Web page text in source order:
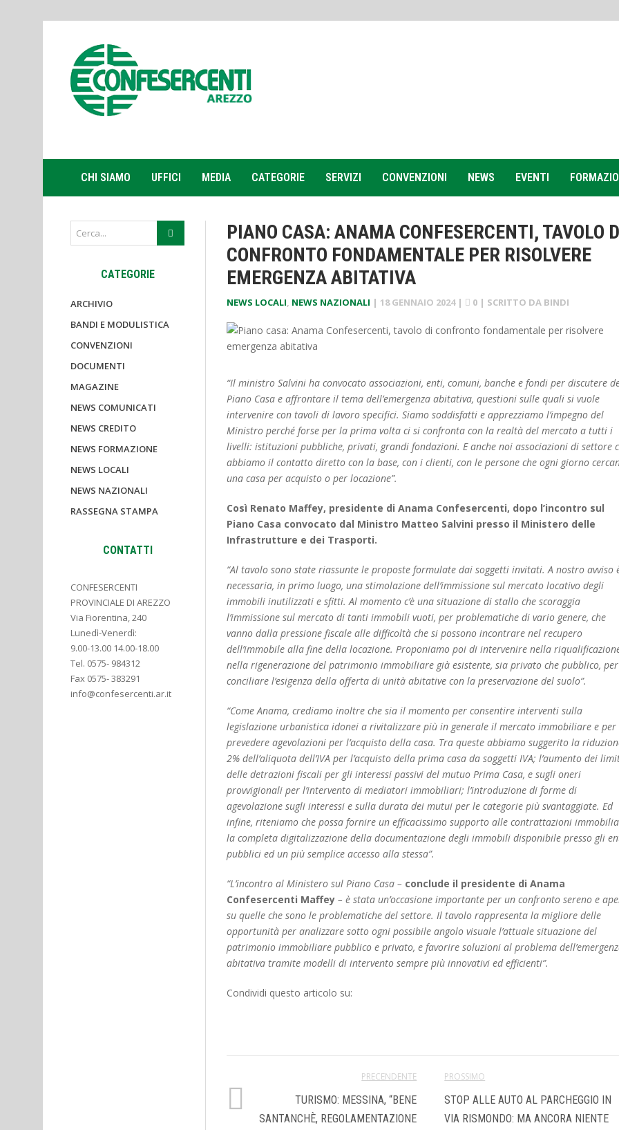
CHI SIAMO UFFICI MEDIA CATEGORIE SERVIZI CONVENZIONI NEWS EVENTI
PIANO CASA: ANAMA CONFESERCENTI, TAVOLO
CONFRONTO FONDAMENTALE PER RISOLVERE
EMERGENZA ABITATIVA
NEWS LOCALI, NEWS NAZIONALI | 18 GENNAIO 2024 | 0 | SCRITTO DA BINDI
“Il ministro Salvini ha convocato associazioni, enti, comuni, banche e fondi per discutere
Piano Casa e affrontare il tema dell’emergenza abitativa, questioni sulle quali si vuole
intervenire con tavoli di lavoro specifici. Siamo soddisfatti e apprezziamo l’impegno del
Ministro perché forse per la prima volta ci si confronta con la realtà del mercato a tutti i
livelli: istituzioni pubbliche, privati, grandi fondazioni. E anche noi associazioni di settore
abbiamo il contatto diretto con la base, con i clienti, con le persone che ogni giorno
una casa per acquisto o per locazione”.
Così Renato Maffey, presidente di Anama Confesercenti, dopo l’incontro sul
Piano Casa convocato dal Ministro Matteo Salvini presso il Ministero delle
Infrastrutture e dei Trasporti.
“Al tavolo sono state riassunte le proposte formulate dai soggetti invitati. A nostro avviso
necessaria, in primo luogo, una stimolazione dell’immissione sul mercato locativo degli
immobili inutilizzati e sfitti. Al momento c’è una situazione di stallo che scoraggia
l’immissione sul mercato di tanti immobili vuoti, per problematiche di vario genere, che
vanno dalla pressione fiscale alle difficoltà che si possono incontrare nel recupero
dell’immobile alla fine della locazione. Proponiamo poi di intervenire nella
nella rigenerazione del patrimonio immobiliare già esistente, sia privato che pubblico, per
conciliare l’esigenza della offerta di unità abitative con la preservazione del suolo”.
“Come Anama, crediamo inoltre che sia il momento per consentire interventi sulla
legislazione urbanistica idonei a rivitalizzare più in generale il mercato immobiliare e per
prevedere agevolazioni per l’acquisto della casa. Tra queste abbiamo suggerito la
2% dell’aliquota dell’IVA per l’acquisto della prima casa da soggetti IVA; l’aumento dei
delle detrazioni fiscali per gli interessi passivi del mutuo Prima Casa, e sugli oneri
provvigionali per l’intervento di mediatori immobiliari; l’introduzione di forme di
agevolazione sugli interessi e sulla durata dei mutui per le categorie più svantaggiate. Ed
infine, riteniamo che possa fornire un efficacissimo supporto alle contrattazioni
la completa digitalizzazione della documentazione degli immobili disponibile presso gli
pubblici ed un più semplice accesso alla stessa”.
“L’incontro al Ministero sul Piano Casa – conclude il presidente di Anama
Confesercenti Maffey – è stata un’occasione importante per un confronto sereno e
su quelle che sono le problematiche del settore. Il tavolo rappresenta la migliore delle
opportunità per analizzare sotto ogni possibile angolo visuale l’attuale situazione del
patrimonio immobiliare pubblico e privato, e favorire soluzioni al problema
abitativa tramite modelli di intervento sempre più innovativi ed efficienti”.
Condividi questo articolo su:
PRECENDENTE
TURISMO: MESSINA, “BENE
SANTANCHÈ, REGOLAMENTAZIONE
PROSSIMO
STOP ALLE AUTO AL PARCHEGGIO IN
VIA RISMONDO: MA ANCORA NIENTE
CATEGORIE
ARCHIVIO
BANDI E MODULISTICA
CONVENZIONI
DOCUMENTI
MAGAZINE
NEWS COMUNICATI
NEWS CREDITO
NEWS FORMAZIONE
NEWS LOCALI
NEWS NAZIONALI
RASSEGNA STAMPA
CONTATTI
CONFESERCENTI
PROVINCIALE DI AREZZO
Via Fiorentina, 240
Lunedì-Venerdì:
9.00-13.00 14.00-18.00
Tel. 0575- 984312
Fax 0575- 383291
info@confesercenti.ar.it